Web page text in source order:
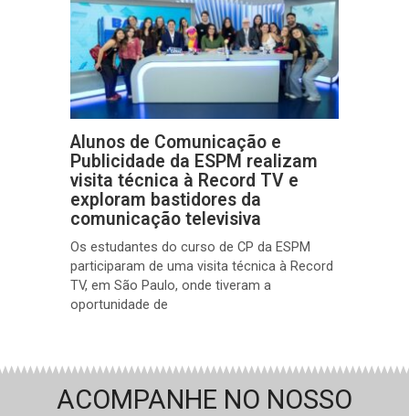
Alunos de Comunicação e
Publicidade da ESPM realizam
visita técnica à Record TV e
exploram bastidores da
comunicação televisiva
Os estudantes do curso de CP da ESPM
participaram de uma visita técnica à Record
TV, em São Paulo, onde tiveram a
oportunidade de
ACOMPANHE NO NOSSO